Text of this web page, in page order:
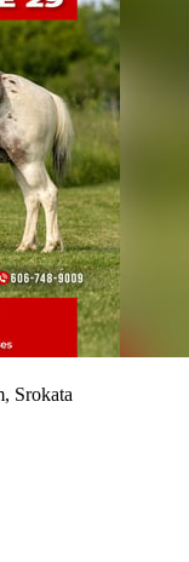
Srokata